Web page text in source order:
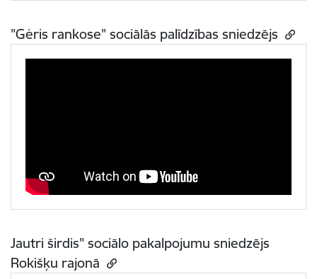
"Gėris rankose" sociālās palīdzības sniedzējs
Jautri širdis" sociālo pakalpojumu sniedzējs
Rokišķu rajonā